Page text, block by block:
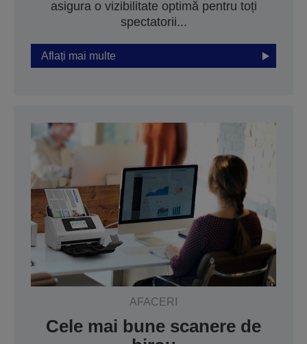
asigura o vizibilitate optimă pentru toți
spectatorii...
Aflați mai multe
AFACERI
Cele mai bune scanere de